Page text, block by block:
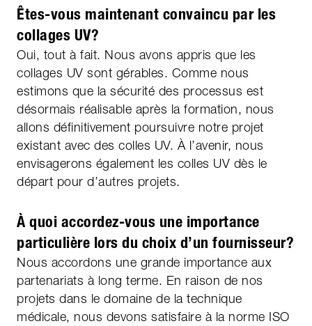
Êtes-vous maintenant convaincu par les
collages UV?
Oui, tout à fait. Nous avons appris que les
collages UV sont gérables. Comme nous
estimons que la sécurité des processus est
désormais réalisable après la formation, nous
allons définitivement poursuivre notre projet
existant avec des colles UV. À l’avenir, nous
envisagerons également les colles UV dès le
départ pour d’autres projets.
À quoi accordez-vous une importance
particulière lors du choix d’un fournisseur?
Nous accordons une grande importance aux
partenariats à long terme. En raison de nos
projets dans le domaine de la technique
médicale, nous devons satisfaire à la norme ISO